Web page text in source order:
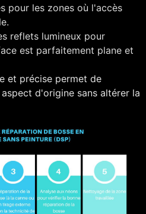
pour les zones où l'accès
reflets lumineux pour
est parfaitement plane et
et précise permet de
d'origine sans altérer la